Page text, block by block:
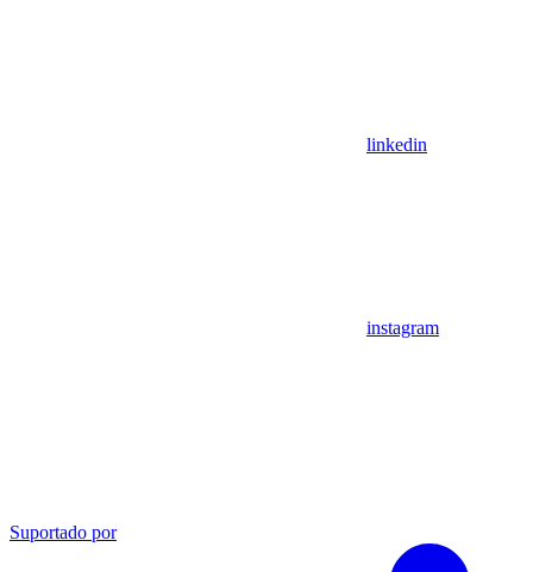
linkedin
instagram
Suportado por